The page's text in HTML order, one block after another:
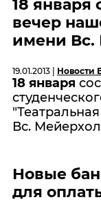
18 января
вечер
имени Вс.
19.01.2013 | Новости
18 января
Вс.
Новые
для